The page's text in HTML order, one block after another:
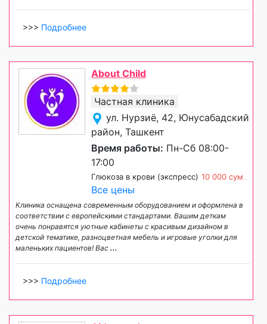
>>> Подробнее
About Child
Частная клиника
ул. Нурзиё, 42, Юнусабадский
район, Ташкент
Время работы: Пн-Сб 08:00-
17:00
Глюкоза в крови (экспресс) 10 000 сум
Все цены
Клиника оснащена современным оборудованием и оформлена в
соответствии с европейскими стандартами. Вашим деткам
очень понравятся уютные кабинеты с красивым дизайном в
детской тематике, разноцветная мебель и игровые уголки для
маленьких пациентов! Вас ...
>>> Подробнее